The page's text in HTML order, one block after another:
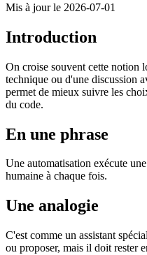
Mis à jour le 2026-07-01
Introduction
On croise souvent cette notion
technique ou d'une discussion
permet de mieux suivre les
du code.
En une phrase
Une automatisation exécute
humaine à chaque fois.
Une analogie
C'est comme un assistant
ou proposer, mais il doit rester